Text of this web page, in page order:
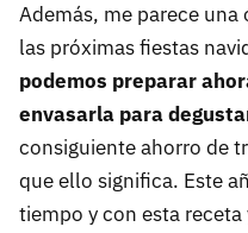
Además, me parece
las próximas fiestas
podemos preparar
envasarla para
consiguiente ahorro de
que ello significa. Este
tiempo y con esta receta